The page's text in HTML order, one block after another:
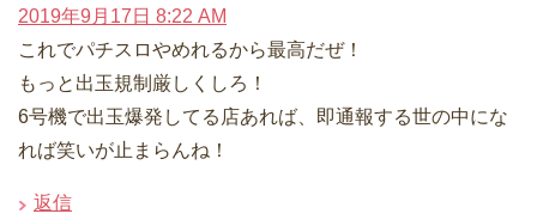
2019年9月17日 8:22 AM
これでパチスロやめれるから最高だぜ！
もっと出玉規制厳しくしろ！
6号機で出玉爆発してる店あれば、即通報する世の中にな
れば笑いが止まらんね！
返信